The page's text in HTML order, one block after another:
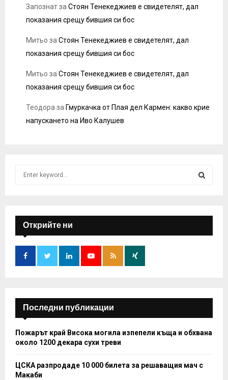
ЗапознатзаСтоян Тенекеджиев е свидетелят, дал
показания срещу бившия си бос
Митьо заСтоян Тенекеджиев е свидетелят, дал
показания срещу бившия си бос
Митьо заСтоян Тенекеджиев е свидетелят, дал
показания срещу бившия си бос
Теодораза Гмуркачка от Плая дел Кармен: какво крие
напускането на Иво Калушев
f
o
:
E
A
H
Открийте ни
Последни публикации
Пожарът край Висока могила изпепели къща и обхвана
около 1200 декара сухи треви
ЦСКА разпродаде 10 000 билета за решаващия мач с
Макаби